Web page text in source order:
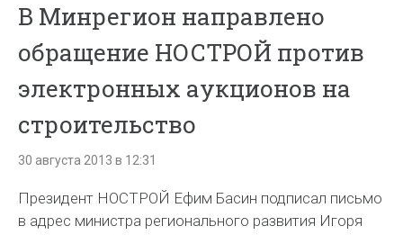
В Минрегион направлено
обращение НОСТРОЙ против
электронных аукционов на
строительство
30 августа 2013 в 12:31
Президент НОСТРОЙ Ефим Басин подписал письмо
в адрес министра регионального развития Игоря